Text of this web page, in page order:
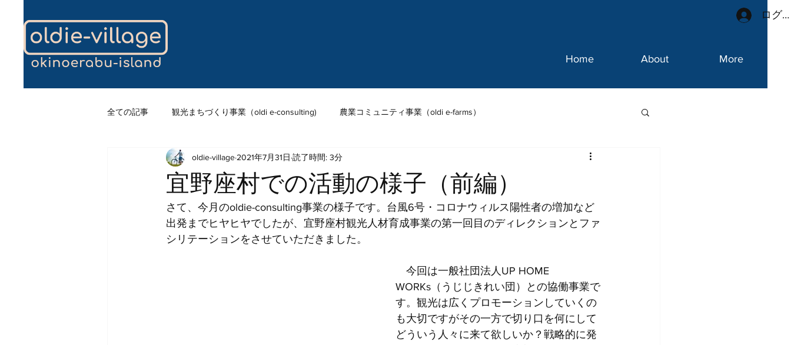
Home About More
ログ
全ての記事 観光まちづくり事業（oldi e-consulting) 農業コミュニティ事業（oldi e-farms）
ツアーオペレーター/ガイド事業（oldi e-tour） インターネットメディア事業（oldi e-media）
ローカルファイナンス事業（oldi e-fund） 活動拠点 (oldie-point)
宜野座村での活動の様子（前編）
oldie-village 2021年7月31日 読了時間: 3分
さて、今月のoldie-consulting事業の様子です。台風6号・コロナウィルス陽性者の増加など
出発までヒヤヒヤでしたが、宜野座村観光人材育成事業の第一回目のディレクションとファ
シリテーションをさせていただきました。
今回は一般社団法人UP HOME
WORKs（うじじきれい団）との協働事業で
す。観光は広くプロモーションしていくの
も大切ですがその一方で切り口を何にして
どういう人々に来て欲しいか？戦略的に発